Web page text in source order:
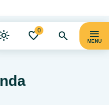
0
MENU